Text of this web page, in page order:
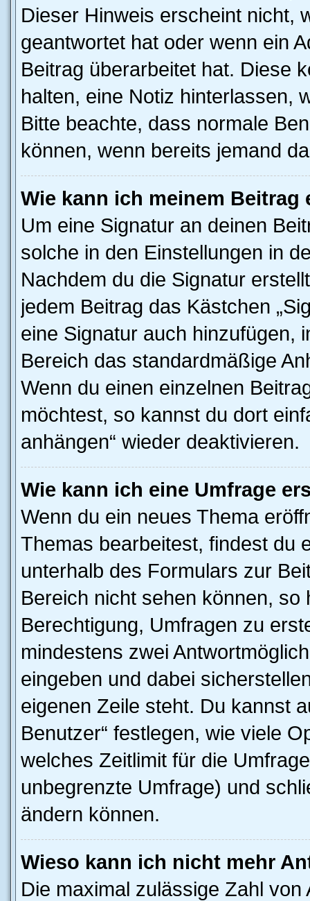
Dieser Hinweis erscheint nicht,
geantwortet hat oder wenn ein
Beitrag überarbeitet hat. Diese
halten, eine Notiz hinterlassen,
Bitte beachte, dass normale
können, wenn bereits jemand
Wie kann ich meinem
Um eine Signatur an deinen
solche in den Einstellungen in
Nachdem du die Signatur
jedem Beitrag das Kästchen
eine Signatur auch hinzufügen,
Bereich das standardmäßige
Wenn du einen einzelnen
möchtest, so kannst du dort
anhängen“ wieder deaktivieren.
Wie kann ich eine Umfrage
Wenn du ein neues Thema
Themas bearbeitest, findest du
unterhalb des Formulars zur
Bereich nicht sehen können,
Berechtigung, Umfragen zu
mindestens zwei
eingeben und dabei
eigenen Zeile steht. Du kannst
Benutzer“ festlegen, wie viele
welches Zeitlimit für die
unbegrenzte Umfrage) und
ändern können.
Wieso kann ich nicht mehr
Die maximal zulässige Zahl